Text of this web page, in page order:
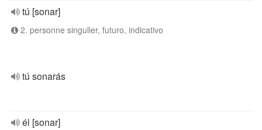
tú [sonar]
2. personne singulier, futuro, indicativo
tú sonarás
él [sonar]